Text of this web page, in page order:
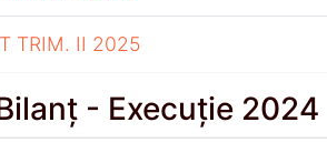
TRIM. II 2025
- Execuție 2024